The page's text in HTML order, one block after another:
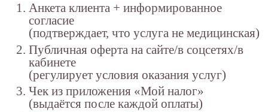
Анкета клиента + информированное
согласие
(подтверждает, что услуга не медицинская)
Публичная оферта на сайте/в соцсетях/в
кабинете
(регулирует условия оказания услуг)
Чек из приложения «Мой налог»
(выдаётся после каждой оплаты)